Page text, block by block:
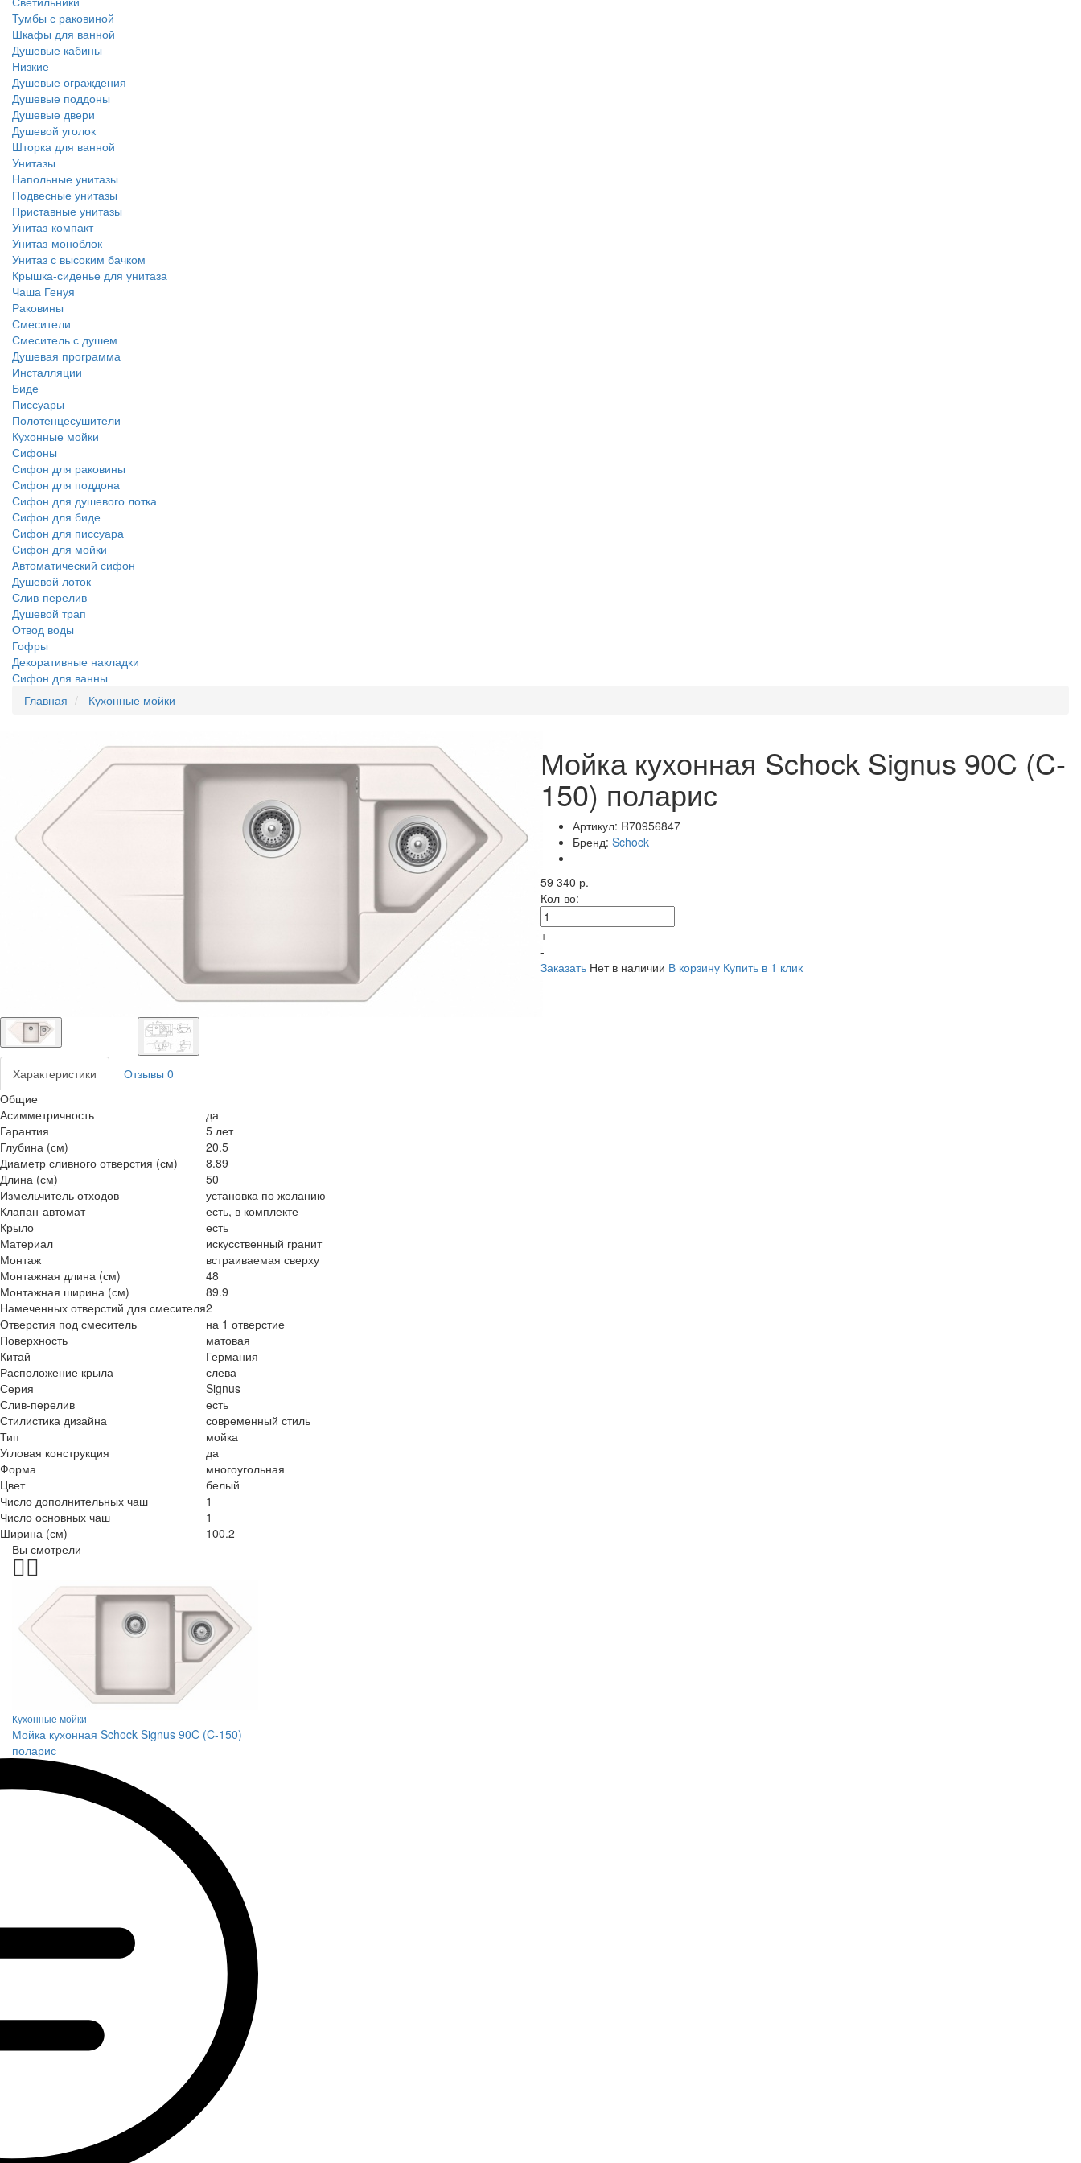
Тумбы с раковиной
Шкафы для ванной
Душевые кабины
Низкие
Душевые ограждения
Душевые поддоны
Душевые двери
Душевой уголок
Шторка для ванной
Унитазы
Напольные унитазы
Подвесные унитазы
Приставные унитазы
Унитаз-компакт
Унитаз-моноблок
Унитаз с высоким бачком
Крышка-сиденье для унитаза
Чаша Генуя
Раковины
Смесители
Смеситель с душем
Душевая программа
Инсталляции
Биде
Писсуары
Полотенцесушители
Кухонные мойки
Сифоны
Сифон для раковины
Сифон для поддона
Сифон для душевого лотка
Сифон для биде
Сифон для писсуара
Сифон для мойки
Автоматический сифон
Душевой лоток
Слив-перелив
Душевой трап
Отвод воды
Гофры
Декоративные накладки
Сифон для ванны
Главная
Кухонные мойки
Мойка кухонная Schock Signus 90C (C-
150) поларис
Артикул: R70956847
Бренд: Schock
59 340 р.
Кол-во:
+
-
Заказать Нет в наличии В корзину Купить в 1 клик
Характеристики Отзывы 0
Общие
Асимметричность
да
Гарантия
5 лет
Глубина (см)
20.5
Диаметр сливного отверстия (см)
8.89
Длина (см)
50
Измельчитель отходов
установка по желанию
Клапан-автомат
есть, в комплекте
Крыло
есть
Материал
искусственный гранит
Монтаж
встраиваемая сверху
Монтажная длина (см)
48
Монтажная ширина (см)
89.9
Намеченных отверстий для смесителя2
Отверстия под смеситель
на 1 отверстие
Поверхность
матовая
Китай
Германия
Расположение крыла
слева
Серия
Signus
Слив-перелив
есть
Стилистика дизайна
современный стиль
Тип
мойка
Угловая конструкция
да
Форма
многоугольная
Цвет
белый
Число дополнительных чаш
1
Число основных чаш
1
Ширина (см)
100.2
Вы смотрели
Кухонные мойки
Мойка кухонная Schock Signus 90C (C-150)
поларис